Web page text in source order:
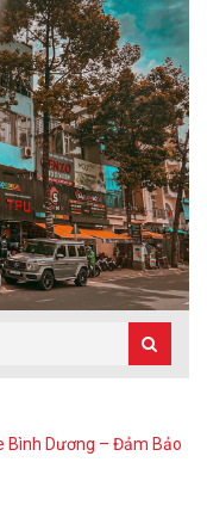
Bình Dương – Đảm Bảo